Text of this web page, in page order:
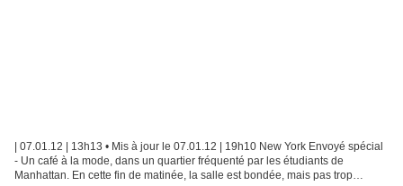
| 07.01.12 | 13h13 • Mis à jour le 07.01.12 | 19h10 New York Envoyé spécial
- Un café à la mode, dans un quartier fréquenté par les étudiants de
Manhattan. En cette fin de matinée, la salle est bondée, mais pas trop